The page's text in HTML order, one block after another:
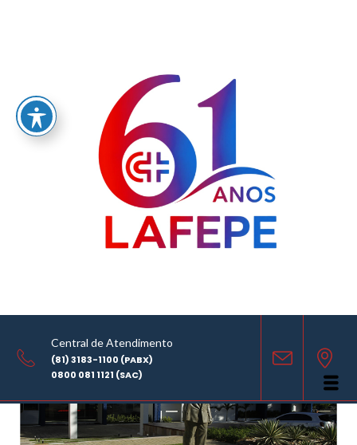
Central de Atendimento
(81) 3183-1100 (PABX)
0800 081 1121 (SAC)
Institucional
Home /Institucional